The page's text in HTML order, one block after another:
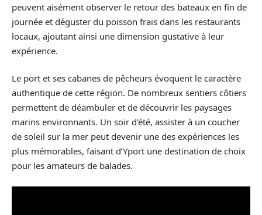
peuvent aisément observer le retour des bateaux en fin de
journée et déguster du poisson frais dans les restaurants
locaux, ajoutant ainsi une dimension gustative à leur
expérience.
Le port et ses cabanes de pêcheurs évoquent le caractère
authentique de cette région. De nombreux sentiers côtiers
permettent de déambuler et de découvrir les paysages
marins environnants. Un soir d’été, assister à un coucher
de soleil sur la mer peut devenir une des expériences les
plus mémorables, faisant d’Yport une destination de choix
pour les amateurs de balades.